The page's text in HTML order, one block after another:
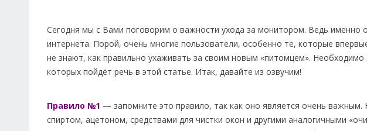
Сегодня мы с Вами поговорим о важности ухода за монитором. Ведь именно
интернета. Порой, очень многие пользователи, особенно те, которые
не знают, как правильно ухаживать за своим новым «питомцем».
которых пойдёт речь в этой статье. Итак, давайте из озвучим!
Правило №1 — запомните это правило, так как оно является очень важным.
спиртом, ацетоном, средствами для чистки окон и другими аналогичными